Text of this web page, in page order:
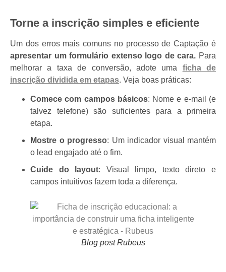
Torne a inscrição simples e eficiente
Um dos erros mais comuns no processo de Captação é
apresentar um formulário extenso logo de cara. Para
melhorar a taxa de conversão, adote uma ficha de
inscrição dividida em etapas. Veja boas práticas:
Comece com campos básicos: Nome e e-mail (e
talvez telefone) são suficientes para a primeira
etapa.
Mostre o progresso: Um indicador visual mantém
o lead engajado até o fim.
Cuide do layout: Visual limpo, texto direto e
campos intuitivos fazem toda a diferença.
Blog post Rubeus